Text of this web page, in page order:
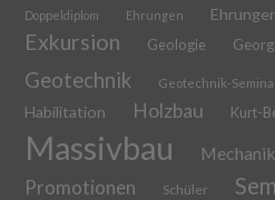
Doppeldiplom Ehrungen
Exkursion Geologie
Geotechnik Geotechnik-
Habilitation Holzbau Kurt-
Massivbau Mechanik
Promotionen Schüler